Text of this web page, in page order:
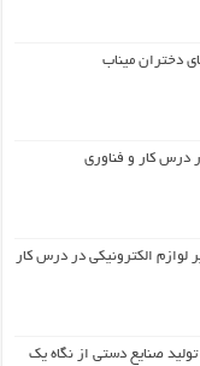
دختران میناب
درس کار و فناوری
الکترونیکی در درس کار
صنایع دستی از نگاه یک